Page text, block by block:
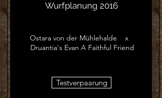
Wurfplanung 2016
Ostara von der Mühlehalde x
Druantia's Evan A Faithful Friend
Testverpaarung